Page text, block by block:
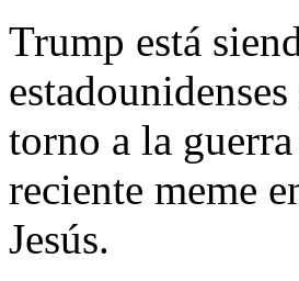
Trump está
torno a la
reciente meme
Jesús.